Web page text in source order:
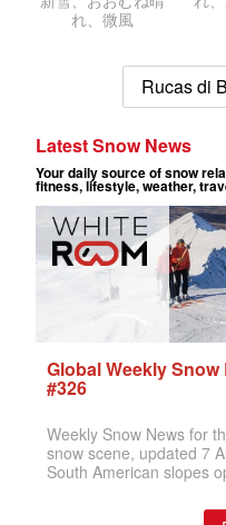
れ、微風
Rucas di